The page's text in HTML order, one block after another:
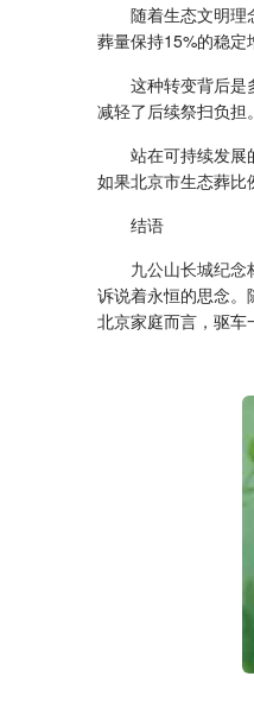
随着生态文明理
葬量保持15%的稳定
这种转变背后是
减轻了后续祭扫负担
站在可持续发展
如果北京市生态葬比
结语
九公山长城纪念
诉说着永恒的思念
北京家庭而言，驱车